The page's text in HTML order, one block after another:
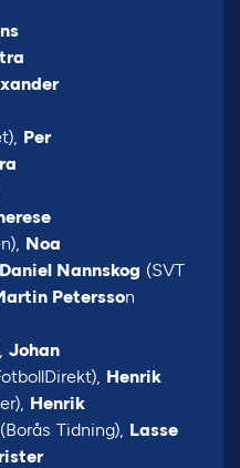
Per
Noa
Daniel Nannskog (SVT
Petersson
Johan
Henrik
Henrik
(Borås Tidning), Lasse